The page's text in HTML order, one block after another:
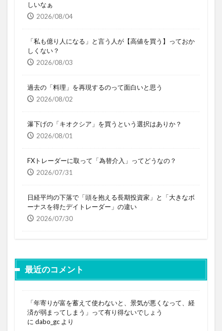
しいなぁ
2026/08/04
「私も億り人になる」と言う人が【高値を買う】っておか
しくない？
2026/08/03
過去の「料理」を再現するのって面白いと思う
2026/08/02
瀑下げの「キオクシア」を買うという選択はありか？
2026/08/01
FXトレーダーに取って「為替介入」ってどうなの？
2026/07/31
日経平均の下落で「頭を抱える長期投資家」と「大きなボ
ーナスを得たデイトレーダー」の違い
2026/07/30
最近のコメント
「年寄りが富を蓄えて使わないと、景気が悪くなって、経
済が弱まってしまう」って有り得ないでしょう
に dabo_gc より